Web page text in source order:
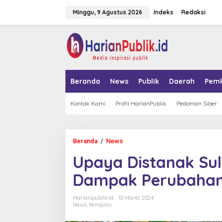
Minggu, 9 Agustus 2026 Indeks Redaksi
Beranda News Publik Daerah
Kontak Kami Profil HarianPublik Pedoman Siber
Beranda / News
a
D
i
Upaya Distanak
Dampak
Harianpublik.id
10 Maret 2024
News, Pemprov